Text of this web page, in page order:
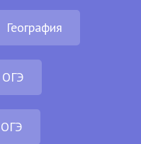
География
ОГЭ